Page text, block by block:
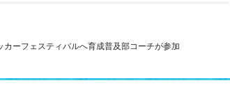
カーフェスティバルへ育成普及部コーチが参加